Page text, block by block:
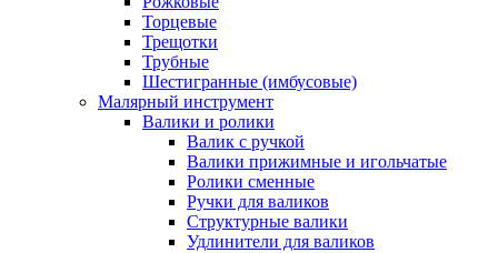
Торцевые
Трещотки
Трубные
Шестигранные (имбусовые)
Малярный инструмент
Валики и ролики
Валик с ручкой
Валики прижимные и игольчатые
Ролики сменные
Ручки для валиков
Структурные валики
Удлинители для валиков